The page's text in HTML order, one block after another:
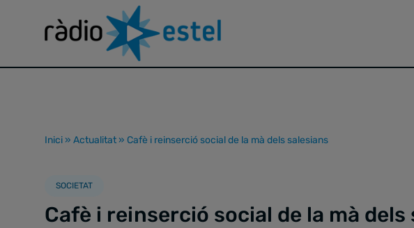
Inici » Actualitat » Cafè i reinserció social de la mà dels salesians
SOCIETAT
Cafè i reinserció social de la mà dels